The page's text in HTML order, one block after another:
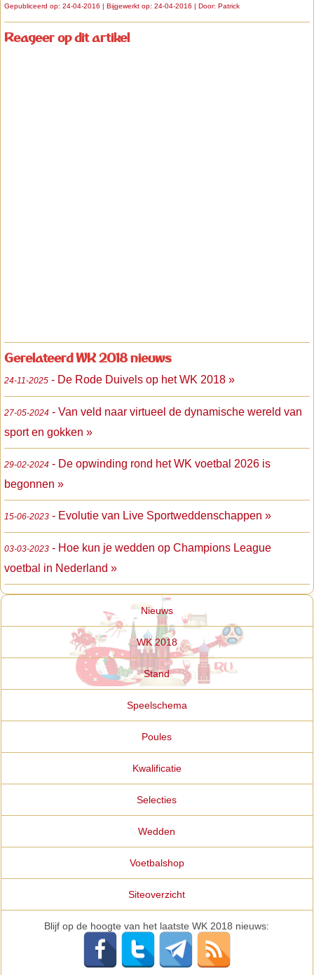
Gepubliceerd op: 24-04-2016 | Bijgewerkt op: 24-04-2016 | Door: Patrick
Reageer op dit artikel
Gerelateerd WK 2018 nieuws
24-11-2025 - De Rode Duivels op het WK 2018 »
27-05-2024 - Van veld naar virtueel de dynamische wereld van
sport en gokken »
29-02-2024 - De opwinding rond het WK voetbal 2026 is
begonnen »
15-06-2023 - Evolutie van Live Sportweddenschappen »
03-03-2023 - Hoe kun je wedden op Champions League
voetbal in Nederland »
Nieuws
WK 2018
Stand
Speelschema
Poules
Kwalificatie
Selecties
Wedden
Voetbalshop
Siteoverzicht
Blijf op de hoogte van het laatste WK 2018 nieuws: